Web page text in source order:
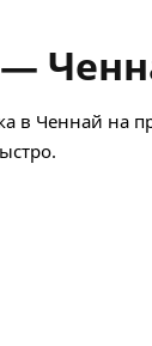
в Ченнай на